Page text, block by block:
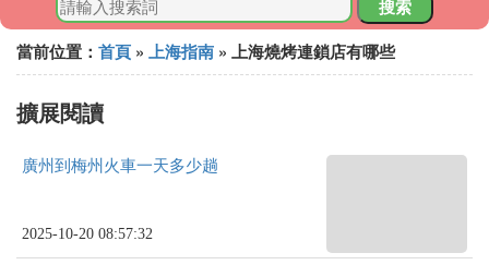
搜索
當前位置： 首頁 » 上海指南 » 上海燒烤連鎖店有哪些
擴展閱讀
廣州到梅州火車一天多少趟
2025-10-20 08:57:32